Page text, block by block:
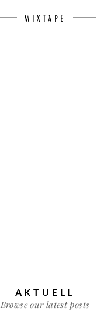
MIXTAPE
AKTUELL
Browse our latest posts